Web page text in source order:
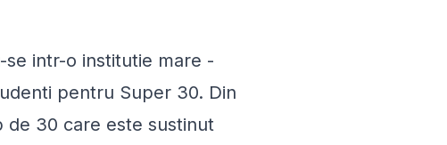
intr-o institutie mare -
pentru Super 30. Din
de 30 care este sustinut